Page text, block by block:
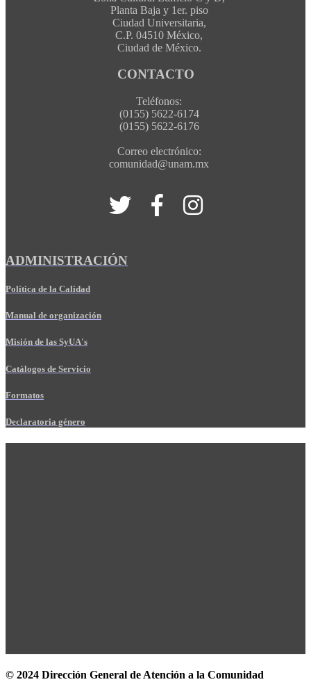
Planta Baja y 1er. piso
Ciudad Universitaria,
C.P. 04510 México,
Ciudad de México.
CONTACTO
Teléfonos:
(0155) 5622-6174
(0155) 5622-6176
Correo electrónico:
comunidad@unam.mx
ADMINISTRACIÓN
Política de la Calidad
Manual de organización
Misión de las SyUA's
Catálogos de Servicio
Formatos
Declaratoria género
© 2024 Dirección General de Atención a la Comunidad